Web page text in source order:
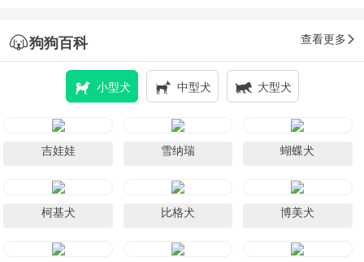
狗狗百科 查看更多
小型犬 中型犬 大型犬
吉娃娃 雪纳瑞 蝴蝶犬
柯基犬 比格犬 博美犬